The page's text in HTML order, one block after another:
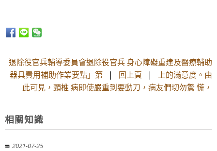
退除役官兵輔導委員會退除役官兵 身心障礙重建及醫療輔助
器具費用補助作業要點」第 | 回上頁 | 上的滿意度。由
此可見，頸椎 病即使嚴重到要動刀，病友們切勿驚 慌，
相關知識
2021-07-25